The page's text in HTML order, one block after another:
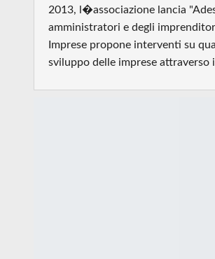
2013, l�associazione lancia
amministratori e degli
Imprese propone interventi su
sviluppo delle imprese attraverso